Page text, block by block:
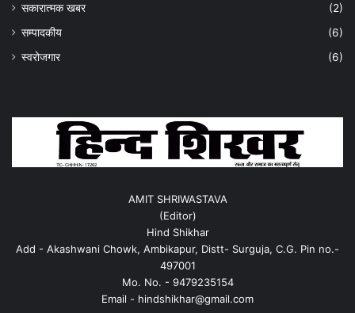
सकारात्मक खबर
(2)
सम्पादकीय
(6)
स्वरोजगार
(6)
AMIT SHRIWASTAVA
(Editor)
Hind Shikhar
Add - Akashwani Chowk, Ambikapur, Distt- Surguja, C.G. Pin no.-
497001
Mo. No. - 9479235154
Email - hindshikhar@gmail.com